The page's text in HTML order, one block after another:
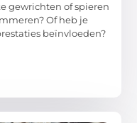
gewrichten of spieren
Of heb je
beïnvloeden?